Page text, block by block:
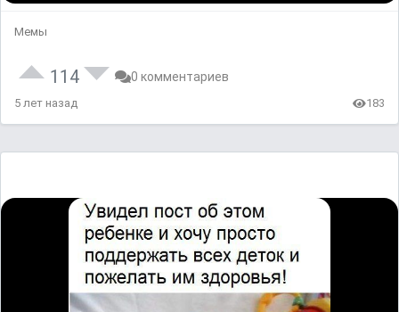
Мемы
114 0 комментариев
5 лет назад 183